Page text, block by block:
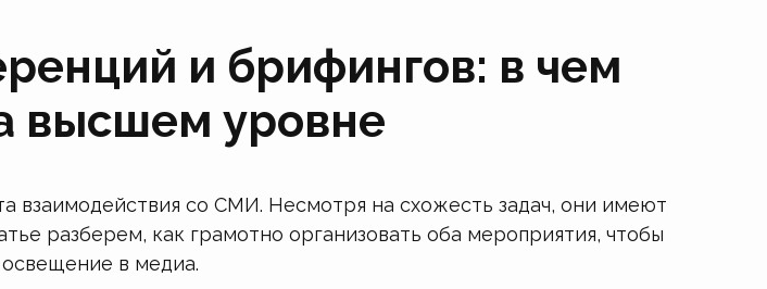
и брифингов: в чем
высшем уровне
со СМИ. Несмотря на схожесть задач, они имеют
разберем, как грамотно организовать оба мероприятия, чтобы
в медиа.